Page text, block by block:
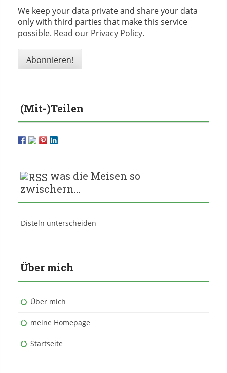
We keep your data private and share your data
only with third parties that make this service
possible. Read our Privacy Policy.
(Mit-)Teilen
was die Meisen so
zwischern…
Disteln unterscheiden
Über mich
Über mich
meine Homepage
Startseite